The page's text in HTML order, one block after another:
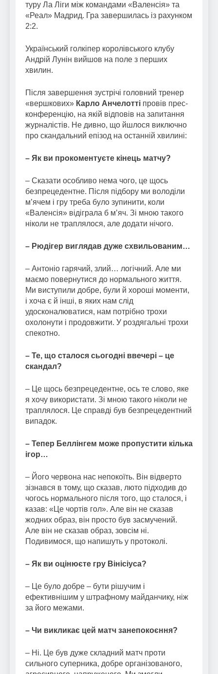
туру Ла Ліги між командами «Валенсія» та
«Реал» Мадрид. Гра завершилась із рахунком
2:2.
Український голкіпер королівського клубу
Андрій Лунін вийшов на поле з перших
хвилин.
Після завершення зустрічі головний тренер
«вершкових» Карло Анчелотті провів прес-
конференцію, на якій відповів на запитання
журналістів. Не дивно, що йшлося виключно
про скандальний епізод на останній хвилині:
– Як ви прокоментуєте кінець матчу?
– Сказати особливо нема чого, це щось
безпрецедентне. Після підбору ми володіли
м’ячем і гру треба було зупинити, коли
«Валенсія» відіграла б м’яч. Зі мною такого
ніколи не траплялося, але додати нічого.
– Рюдігер виглядав дуже схвильованим…
– Антоніо гарячий, злий… логічний. Але ми
маємо повернутися до нормального життя.
Ми виступили добре, були й хороші моменти,
і хоча є й інші, в яких нам слід
удосконалюватися, нам потрібно трохи
охолонути і продовжити. У роздягальні трохи
спекотно.
– Те, що сталося сьогодні ввечері – це
скандал?
– Це щось безпрецедентне, ось те слово, яке
я хочу використати. Зі мною такого ніколи не
траплялося. Це справді був безпрецедентний
випадок.
– Тепер Беллінгем може пропустити кілька
ігор…
– Його червона нас непокоїть. Він відверто
зізнався в тому, що сказав, люто підходив до
чогось нормального після того, що сталося, і
казав: «Це чортів гол». Але він не сказав
жодних образ, він просто був засмучений.
Але він не сказав образ, зовсім ні.
Подивимося, що напишуть у протоколі.
– Як ви оцінюєте гру Вінісіуса?
– Це було добре – бути рішучим і
ефективнішим у штрафному майданчику, ніж
за його межами.
– Чи викликає цей матч занепокоєння?
– Ні. Це був дуже складний матч проти
сильного суперника, добре організованого,